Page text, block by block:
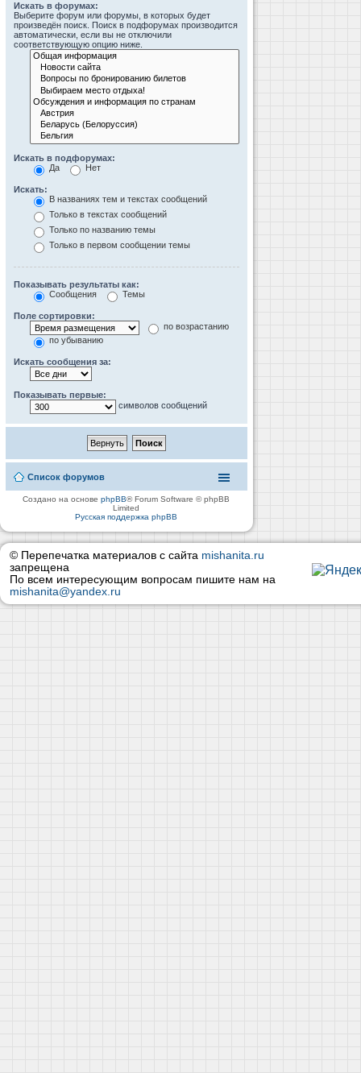
Искать в форумах:
Выберите форум или форумы, в которых будет
произведён поиск. Поиск в подфорумах производится
автоматически, если вы не отключили
соответствующую опцию ниже.
Искать в подфорумах:
Да
Нет
Искать:
В названиях тем и текстах сообщений
Только в текстах сообщений
Только по названию темы
Только в первом сообщении темы
Показывать результаты как:
Сообщения
Темы
Поле сортировки:
по возрастанию
по убыванию
Искать сообщения за:
Показывать первые:
символов сообщений
Список форумов
Создано на основеphpBB® Forum Software © phpBB
Limited
Русская поддержка phpBB
© Перепечатка материалов с сайта mishanita.ru
запрещена
По всем интересующим вопросам пишите нам на
mishanita@yandex.ru